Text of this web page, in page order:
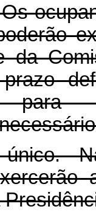
Os
da
para
único.